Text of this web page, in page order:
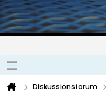
Diskussionsforum